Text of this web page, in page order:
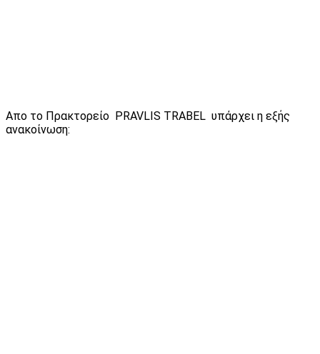
Απο το Πρακτορείο PRAVLIS TRABEL υπάρχει η εξής
ανακοίνωση: